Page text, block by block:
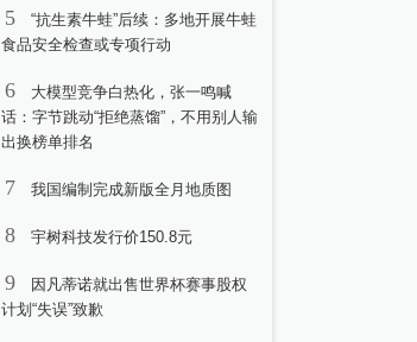
5
“抗生素牛蛙”后续：多地开展牛蛙
食品安全检查或专项行动
6
大模型竞争白热化，张一鸣喊
话：字节跳动“拒绝蒸馏”，不用别人输
出换榜单排名
7 我国编制完成新版全月地质图
8 宇树科技发行价150.8元
9
因凡蒂诺就出售世界杯赛事股权
计划“失误”致歉